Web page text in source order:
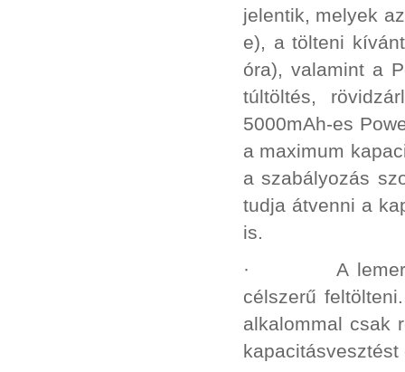
jelentik, melyek
e), a tölteni
óra), valamint a
túltöltés,
5000mAh-es
a maximum
a szabályozás
tudja átvenni a
is.
· A lemerült
célszerű
alkalommal csak
kapacitásvesztést